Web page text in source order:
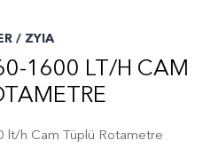
/ ZYIA
1600 LT/H CAM
lt/h Cam Tüplü Rotametre